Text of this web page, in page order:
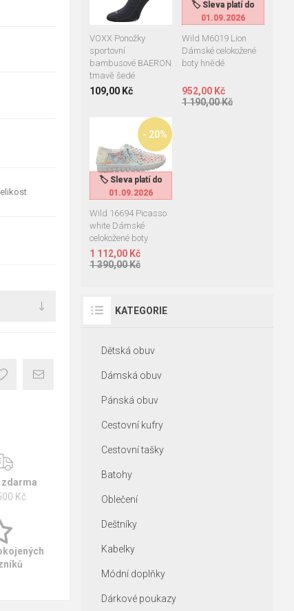
zdarma
Kč
VOXX Ponožky
sportovní
bambusové BAERON
tmavě šedé
109,00 Kč
🏷️ Sleva platí do
01.09.2026
🏷️ Sleva platí do
01.09.2026
Wild M6019 Lion
Dámské celokožené
boty hnědé
952,00 Kč
1 190,00 Kč
41
🏷️ Sleva platí do
01.09.2026
🏷️ Sleva platí do
01.09.2026
- 20%
Wild 16694 Picasso
white Dámské
celokožené boty
1 112,00 Kč
1 390,00 Kč
38 39 41
KATEGORIE
Dětská obuv
Dámská obuv
Pánská obuv
Cestovní kufry
Cestovní tašky
Batohy
Oblečení
Deštníky
Kabelky
Módní doplňky
Dárkové poukazy